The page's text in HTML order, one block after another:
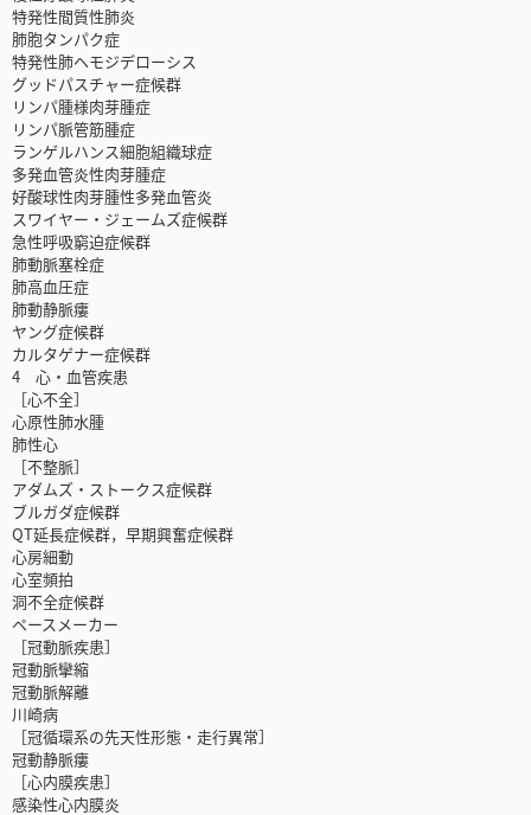
特発性間質性肺炎
肺胞タンパク症
特発性肺ヘモジデローシス
グッドパスチャー症候群
リンパ腫様肉芽腫症
リンパ脈管筋腫症
ランゲルハンス細胞組織球症
多発血管炎性肉芽腫症
好酸球性肉芽腫性多発血管炎
スワイヤー・ジェームズ症候群
急性呼吸窮迫症候群
肺動脈塞栓症
肺高血圧症
肺動静脈瘻
ヤング症候群
カルタゲナー症候群
4 心・血管疾患
［心不全］
心原性肺水腫
肺性心
［不整脈］
アダムズ・ストークス症候群
ブルガダ症候群
QT延長症候群，早期興奮症候群
心房細動
心室頻拍
洞不全症候群
ペースメーカー
［冠動脈疾患］
冠動脈攣縮
冠動脈解離
川崎病
［冠循環系の先天性形態・走行異常］
冠動静脈瘻
［心内膜疾患］
感染性心内膜炎